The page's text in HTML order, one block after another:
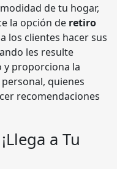
de tu hogar,
la opción de retiro
los clientes hacer sus
les resulte
y proporciona la
quienes
recomendaciones
a Tu